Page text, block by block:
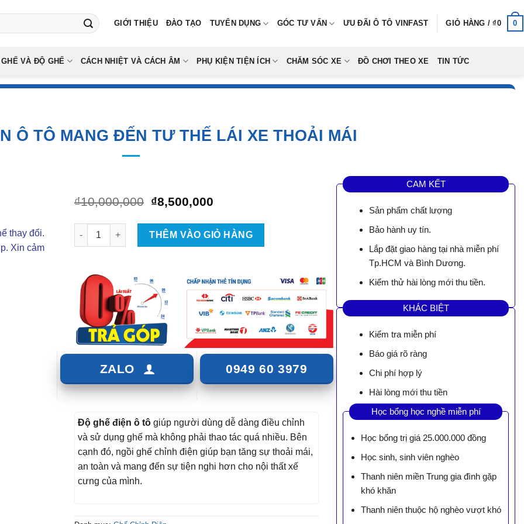
GIỚI THIỆU ĐÀO TẠO TUYỂN DỤNG GÓC TƯ VẤN ƯU ĐÃI Ô TÔ VINFAST GIỎ HÀNG /₫0 0
VÀ ĐỘ GHẾ CÁCH NHIỆT VÀ CÁCH ÂM PHỤ KIỆN TIỆN ÍCH CHĂM SÓC XE ĐỒ CHƠI THEO XE TIN TỨC
Ô TÔ MANG ĐẾN TƯ THẾ LÁI XE THOẢI MÁI
thay đổi.
Xin cảm
₫10,000,000 Giá
là:
₫10,000,000.
₫8,500,000
tại
là:
₫8,500,000.
Độ Ghế Điện Ô Tô Mang Đến Tư Thế Lái Xe Thoải Mái số lượng
THÊM VÀO GIỎ HÀNG
ZALO 0949 60 3979
Độ ghế điện ô tô giúp người dùng dễ dàng điều chỉnh
và sử dụng ghế mà không phải thao tác quá nhiều. Bên
cạnh đó, ngồi ghế chỉnh điện giúp bạn tăng sự thoải mái,
an toàn và mang đến sự tiện nghi hơn cho nội thất xế
cưng của mình.
CAM KẾT
Sản phẩm chất lượng
Bảo hành uy tín.
Lắp đặt giao hàng tại nhà miễn phí
Tp.HCM và Bình Dương.
Kiểm thử hài lòng mới thu tiền.
KHÁC BIỆT
Kiểm tra miễn phí
Báo giá rõ ràng
Chi phí hợp lý
Hài lòng mới thu tiền
Học bổng học nghề miễn phí
Học bổng trị giá 25.000.000 đồng
Học sinh, sinh viên nghèo
Thanh niên miền Trung gia đình gặp
khó khăn
Thanh niên thuộc hộ nghèo vượt khó